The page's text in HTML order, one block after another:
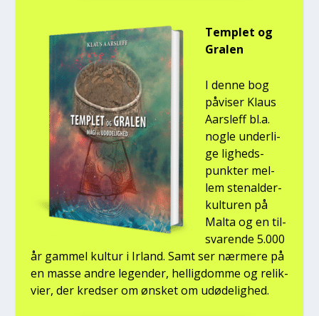
Temp­let og
Gra­len
I den­ne bog
påvi­ser Klaus
Aars­l­eff bl.a.
nog­le under­li­
ge lig­heds­
punk­ter mel­
lem ste­nal­der­
kul­tu­ren på
Mal­ta og en til­
sva­ren­de 5.000
år gam­mel kul­tur i Irland. Samt ser nær­me­re på
en mas­se andre legen­der, hel­lig­dom­me og relik­
vi­er, der kred­ser om ønsket om udø­de­lig­hed.